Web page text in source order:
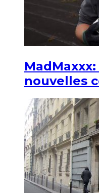
nouvelles